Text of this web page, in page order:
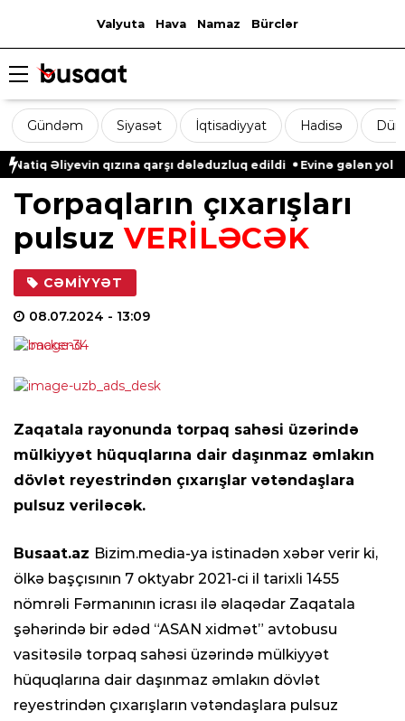
Valyuta Hava Namaz Bürclər
Gündəm Siyasət İqtisadiyyat Hadisə
Əliyevin qızına qarşı dələduzluq edildi Evinə gələn yol
Torpaqların çıxarışları
pulsuzVERİLƏCƏK
CƏMIYYƏT
08.07.2024 - 13:09
Zaqatala rayonunda torpaq sahəsi üzərində
mülkiyyət hüquqlarına dair daşınmaz əmlakın
dövlət reyestrindən çıxarışlar vətəndaşlara
pulsuz veriləcək.
Busaat.az Bizim.media-ya istinadən xəbər verir ki,
ölkə başçısının 7 oktyabr 2021-ci il tarixli 1455
nömrəli Fərmanının icrası ilə əlaqədar Zaqatala
şəhərində bir ədəd “ASAN xidmət” avtobusu
vasitəsilə torpaq sahəsi üzərində mülkiyyət
hüquqlarına dair daşınmaz əmlakın dövlət
reyestrindən çıxarışların vətəndaşlara pulsuz